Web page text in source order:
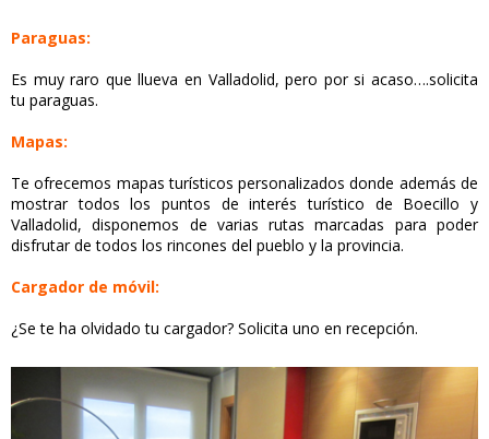
Paraguas:
Es muy raro que llueva en Valladolid, pero por si acaso….solicita
tu paraguas.
Mapas:
Te ofrecemos mapas turísticos personalizados donde además de
mostrar todos los puntos de interés turístico de Boecillo y
Valladolid, disponemos de varias rutas marcadas para poder
disfrutar de todos los rincones del pueblo y la provincia.
Cargador de móvil:
¿Se te ha olvidado tu cargador? Solicita uno en recepción.